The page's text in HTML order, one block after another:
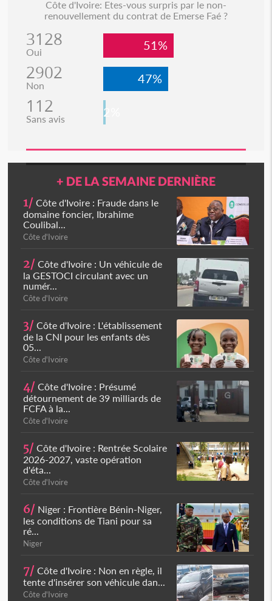
Côte d'Ivoire: Etes-vous surpris par le non-
renouvellement du contrat de Emerse Faé ?
3128
Oui 51%
2902
Non 47%
112
Sans avis 2%
+ DE LA SEMAINE DERNIÈRE
1/ Côte d'Ivoire : Fraude dans le
domaine foncier, Ibrahime
Coulibal...
Côte d'Ivoire
2/ Côte d'Ivoire : Un véhicule de
la GESTOCI circulant avec un
numér...
Côte d'Ivoire
3/ Côte d'Ivoire : L'établissement
de la CNI pour les enfants dès
05...
Côte d'Ivoire
4/ Côte d'Ivoire : Présumé
détournement de 39 milliards de
FCFA à la...
Côte d'Ivoire
5/ Côte d'Ivoire : Rentrée Scolaire
2026-2027, vaste opération
d'éta...
Côte d'Ivoire
6/ Niger : Frontière Bénin-Niger,
les conditions de Tiani pour sa
ré...
Niger
7/ Côte d'Ivoire : Non en règle, il
tente d'insérer son véhicule dan...
Côte d'Ivoire